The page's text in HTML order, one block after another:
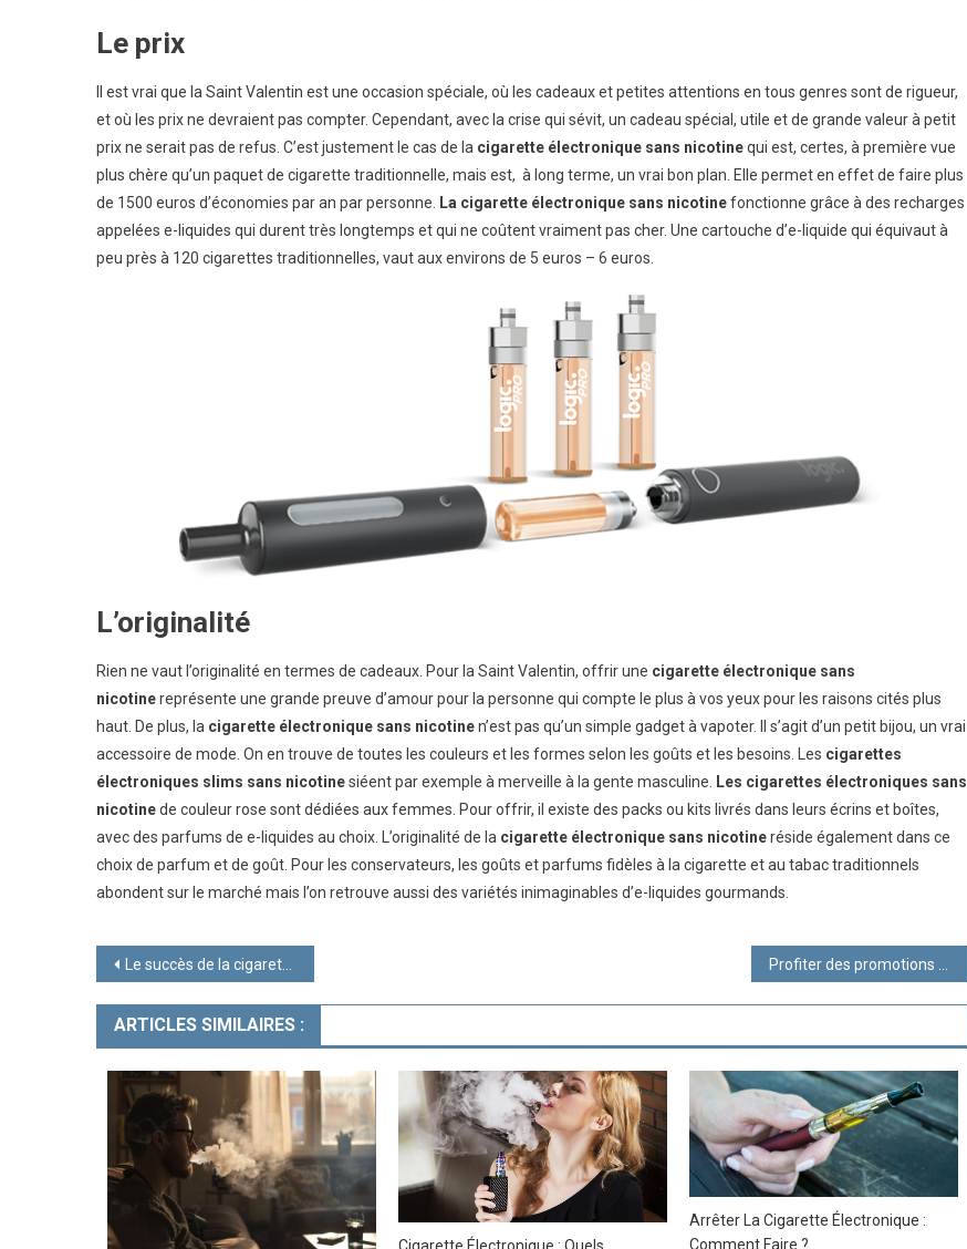
Le prix
Il est vrai que la Saint Valentin est une occasion spéciale, où les cadeaux et petites attentions en tous genres sont de rigueur,
et où les prix ne devraient pas compter. Cependant, avec la crise qui sévit, un cadeau spécial, utile et de grande valeur à petit
prix ne serait pas de refus. C’est justement le cas de la cigarette électronique sans nicotinequi est, certes, à première vue
plus chère qu’un paquet de cigarette traditionnelle, mais est, à long terme, un vrai bon plan. Elle permet en effet de faire plus
de 1500 euros d’économies par an par personne.
La cigarette électronique sans nicotinefonctionne grâce à des recharges
appelées e-liquides qui durent très longtemps et qui ne coûtent vraiment pas cher. Une cartouche d’e-liquide qui équivaut à
peu près à 120 cigarettes traditionnelles, vaut aux environs de 5 euros – 6 euros.
L’originalité
Rien ne vaut l’originalité en termes de cadeaux. Pour la Saint Valentin, offrir une cigarette électronique sans
nicotinereprésente une grande preuve d’amour pour la personne qui compte le plus à vos yeux pour les raisons cités plus
haut. De plus, la cigarette électronique sans nicotinen’est pas qu’un simple gadget à vapoter. Il s’agit d’un petit bijou, un vrai
accessoire de mode. On en trouve de toutes les couleurs et les formes selon les goûts et les besoins. Les cigarettes
électroniques slims sans nicotinesiéent par exemple à merveille à la gente masculine.
Les cigarettes électroniques sans
nicotinede couleur rose sont dédiées aux femmes. Pour offrir, il existe des packs ou kits livrés dans leurs écrins et boîtes,
avec des parfums de e-liquides au choix. L’originalité de la cigarette électronique sans nicotineréside également dans ce
choix de parfum et de goût. Pour les conservateurs, les goûts et parfums fidèles à la cigarette et au tabac traditionnels
abondent sur le marché mais l’on retrouve aussi des variétés inimaginables d’e-liquides gourmands.
Navigation
de
l’article
Le succès de la cigarette électronique
ARTICLES SIMILAIRES :
Arrêter La Cigarette Électronique :
Comment Faire ?